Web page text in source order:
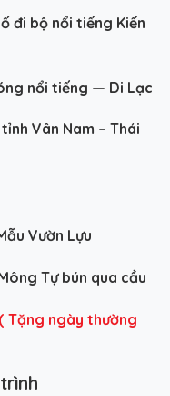
đi bộ nổi tiếng Kiến
nổi tiếng — Di Lạc
Vân Nam – Thái
Vườn Lựu
Tự bún qua cầu
Tặng ngày thường